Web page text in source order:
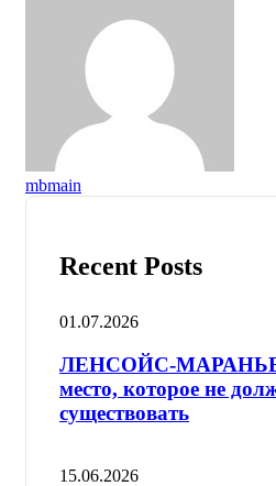
mbmain
Recent Posts
01.07.2026
ЛЕНСОЙС-
место, которое не
существовать
15.06.2026